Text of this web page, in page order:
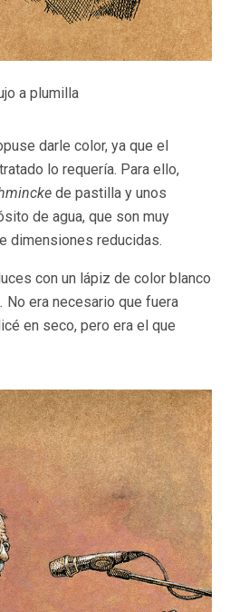
a plumilla
darle color, ya que el
lo requería. Para ello,
de pastilla y unos
de agua, que son muy
dimensiones reducidas.
con un lápiz de color blanco
No era necesario que fuera
en seco, pero era el que